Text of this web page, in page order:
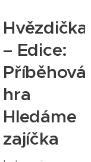
Hvězdička
– Edice:
Příběhová
hra
Hledáme
zajíčka